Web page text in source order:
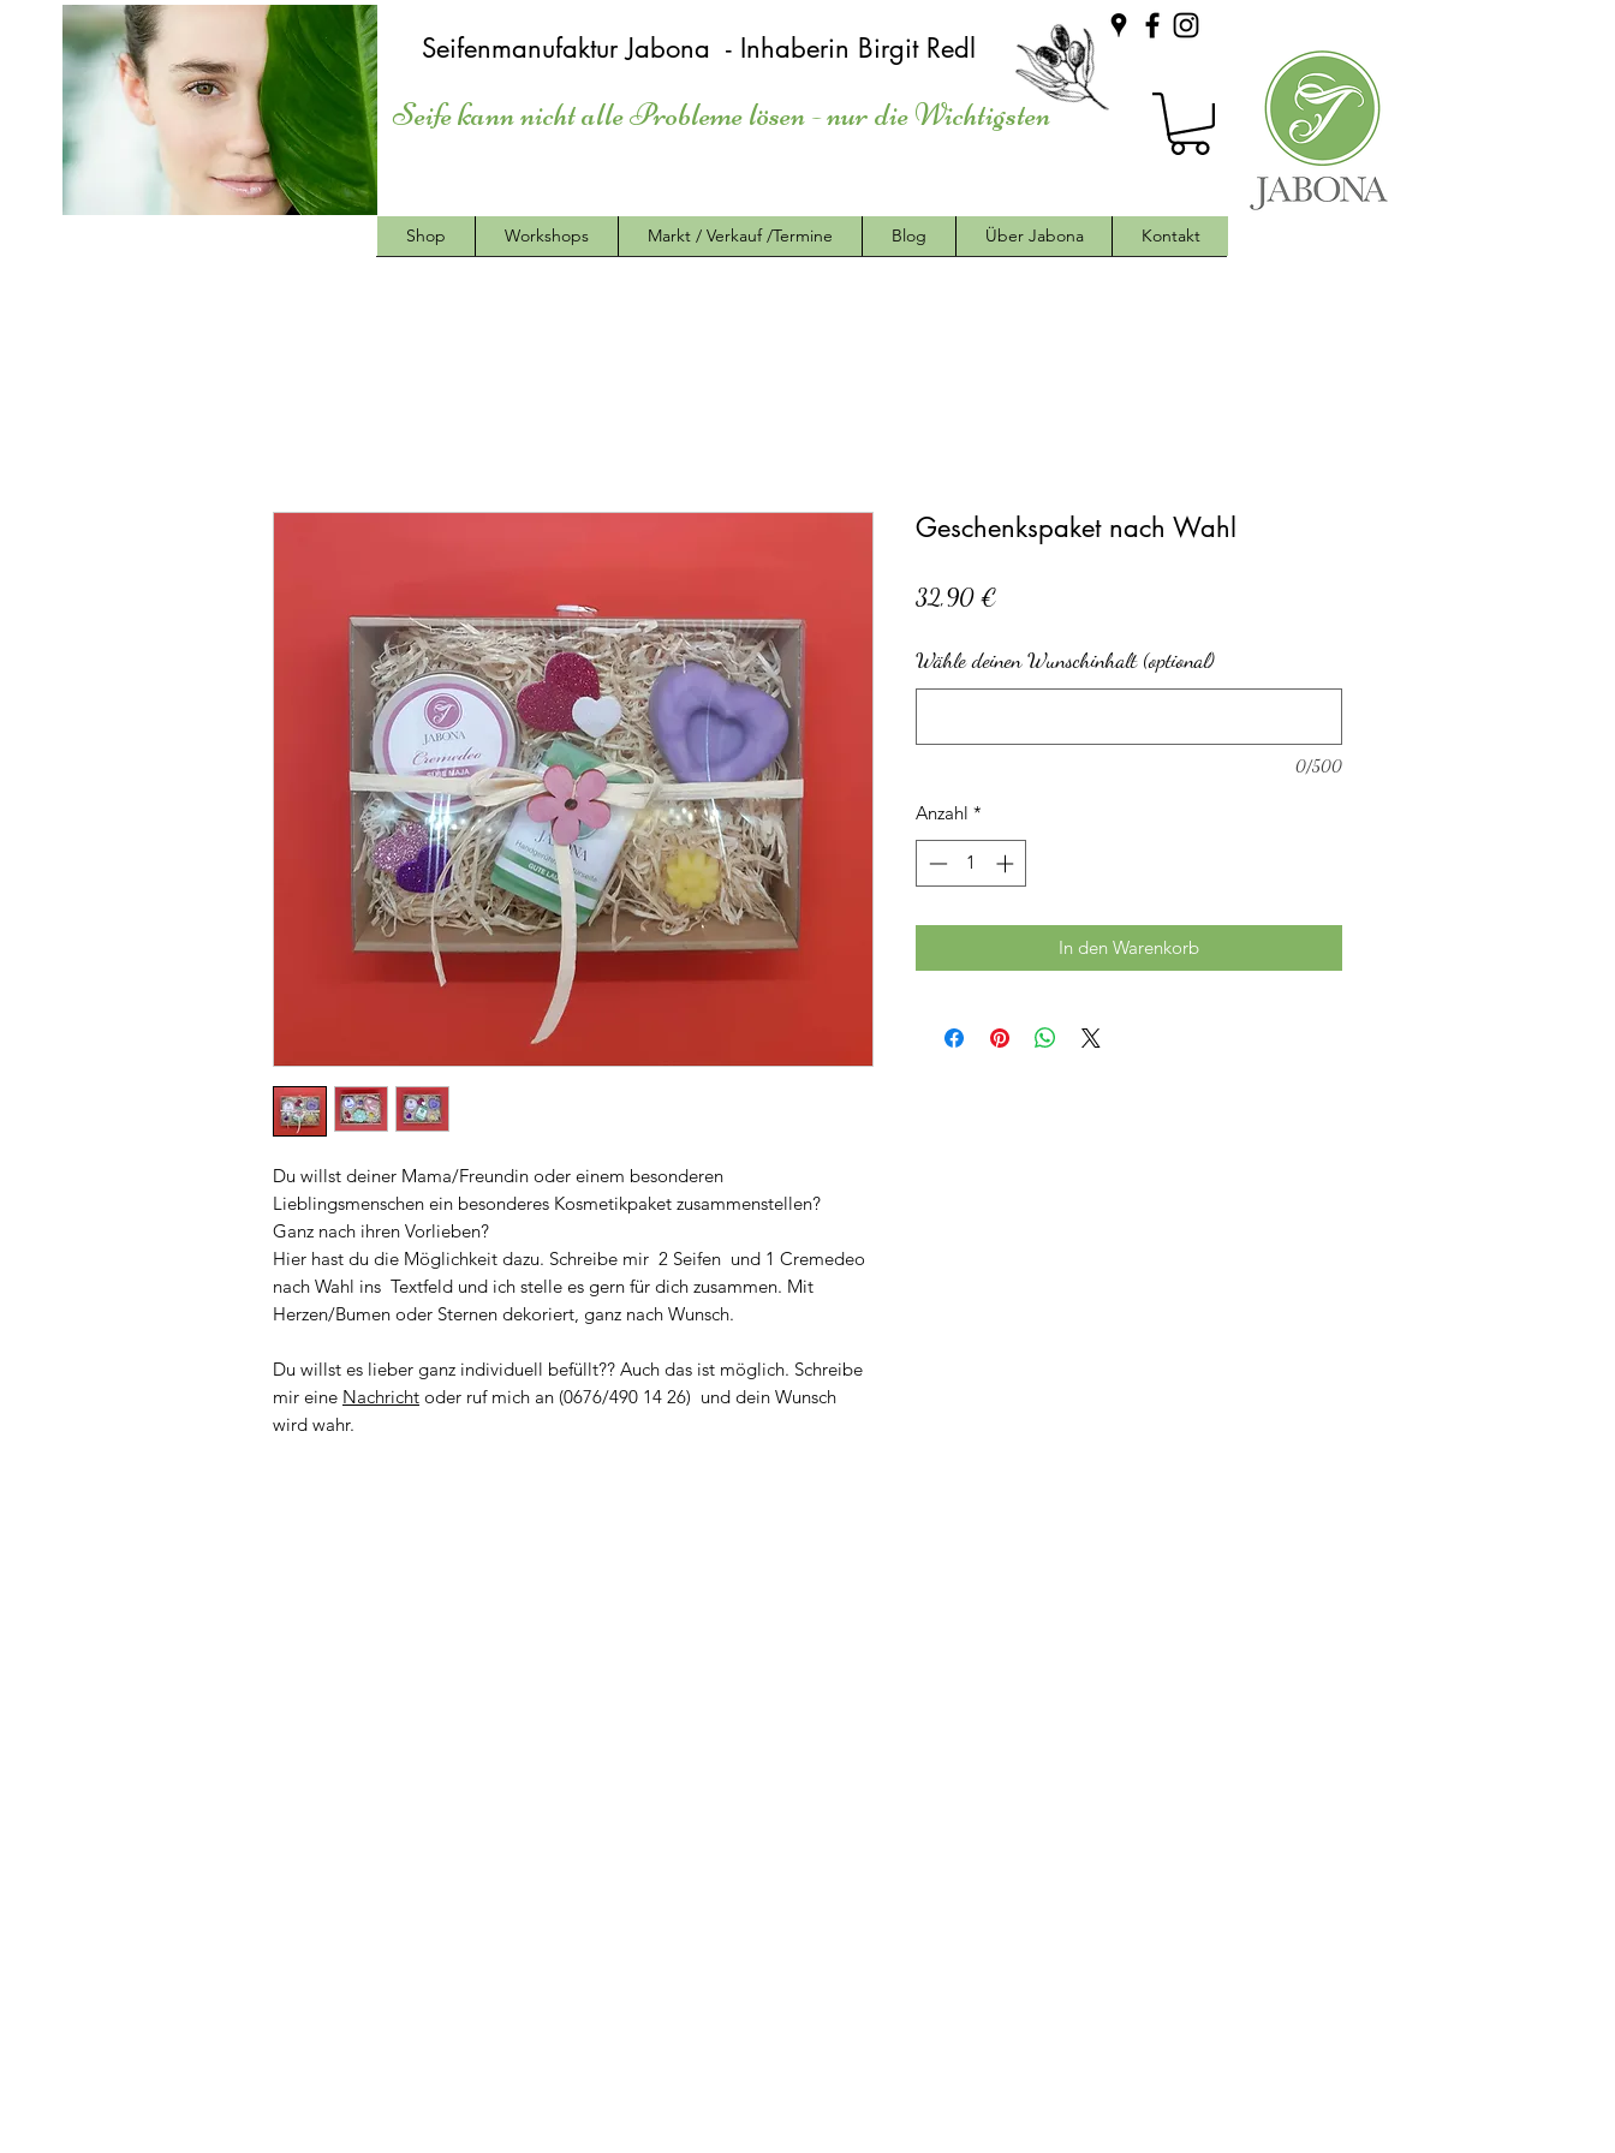
Seifenmanufaktur Jabona - Inhaberin Birgit Redl
Seife kann nicht alle Probleme lösen - nur die Wichtigsten
Shop Workshops Markt / Verkauf /Termine Blog Über Jabona Kontakt
Du willst deiner Mama/Freundin oder einem besonderen
Lieblingsmenschen ein besonderes Kosmetikpaket zusammenstellen?
Ganz nach ihren Vorlieben?
Hier hast du die Möglichkeit dazu. Schreibe mir 2 Seifen und 1 Cremedeo
nach Wahl ins Textfeld und ich stelle es gern für dich zusammen. Mit
Herzen/Bumen oder Sternen dekoriert, ganz nach Wunsch.
Du willst es lieber ganz individuell befüllt?? Auch das ist möglich. Schreibe
mir eine Nachricht oder ruf mich an (0676/490 14 26) und dein Wunsch
wird wahr.
Geschenkspaket nach Wahl
32,90 €
Wähle deinen Wunschinhalt (optional)
0/500
Anzahl *
In den Warenkorb